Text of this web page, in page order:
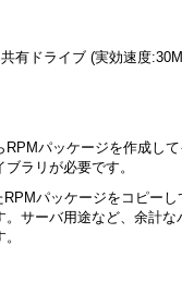
有ドライブ (実効速度
パッケージを作成し
ラリが必要です。
パッケージをコピー
サーバ用途など、余計